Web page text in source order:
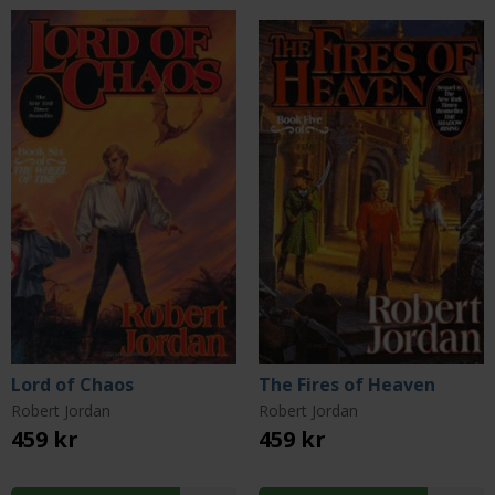
Lord of Chaos
Robert Jordan
459 kr
The Fires of Heaven
Robert Jordan
459 kr